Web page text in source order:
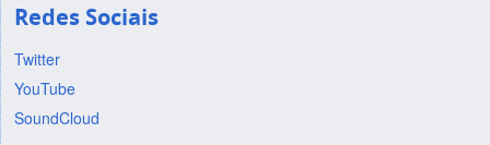
Redes Sociais
Twitter
YouTube
SoundCloud